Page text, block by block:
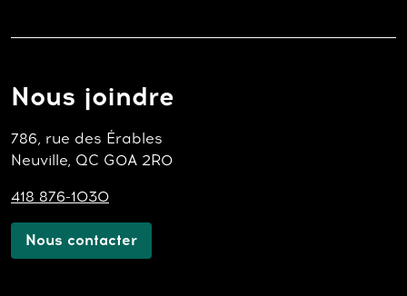
Nous joindre
786, rue des Érables
Neuville, QC G0A 2R0
418 876-1030
Nous contacter